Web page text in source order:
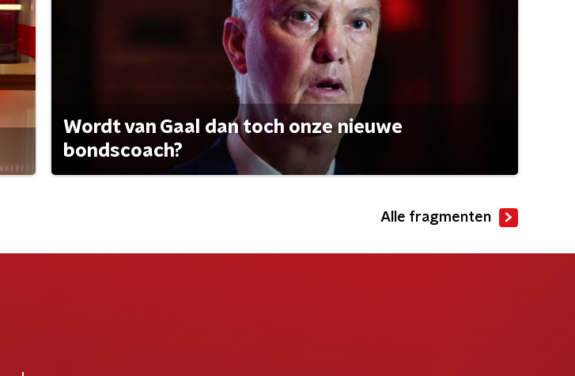
Wordt van Gaal dan toch onze nieuwe
bondscoach?
Alle fragmenten